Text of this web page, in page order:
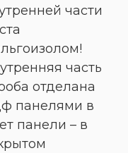
части
часть
отделана
панелями в
панели – в